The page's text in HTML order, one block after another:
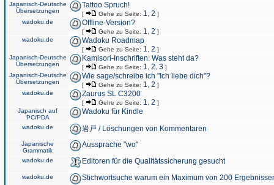
Japanisch-Deutsche
Übersetzungen
Tattoo Spruch!
[ Gehe zu Seite: 1 2 ]
wadoku.de
Offline-Version?
[ Gehe zu Seite: 1 2 ]
wadoku.de
Wadoku Roadmap
[ Gehe zu Seite: 1 2 ]
Japanisch-Deutsche
Übersetzungen
Kamisori-Inschriften: Was steht da?
[ Gehe zu Seite: 1 2 3 ]
Japanisch-Deutsche
Übersetzungen
Wie sage/schreibe ich "Ich liebe dich"?
[ Gehe zu Seite: 1 2 ]
wadoku.de
Zaurus SL C3200
[ Gehe zu Seite: 1 2 ]
Japanisch auf
PC/PDA
Wadoku für Kindle
wadoku.de 岩戸 / Löschungen von Kommentaren
Japanische
Grammatik
Aussprache "wo"
wadoku.de Editoren für die Qualitätssicherung gesucht
wadoku.de Stichwortsuche warum ein Maximum von 200